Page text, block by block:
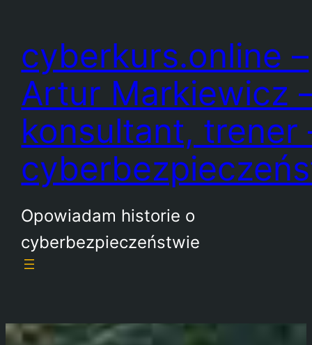
treści
cyberkurs.online –
Artur Markiewicz
konsultant, trener
Opowiadam historie o
cyberbezpieczeństwie